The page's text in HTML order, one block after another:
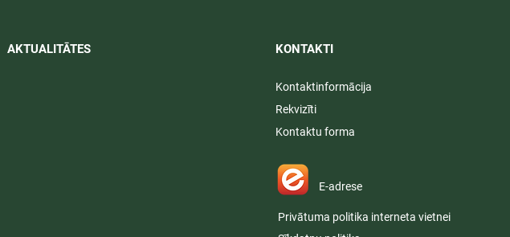
AKTUALITĀTES​​ KONTAKTI​
Kontaktinformācija
Rekvizīti
Kontaktu forma
E-adrese
Privātuma politika interneta vietnei